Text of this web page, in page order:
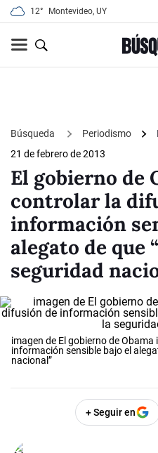
12° Montevideo, UY
Búsqueda Periodismo
21 de febrero de 2013
El gobierno de
controlar la
información
alegato de que
seguridad
imagen de El gobierno de
información sensible bajo el
nacional”
+ Seguir en